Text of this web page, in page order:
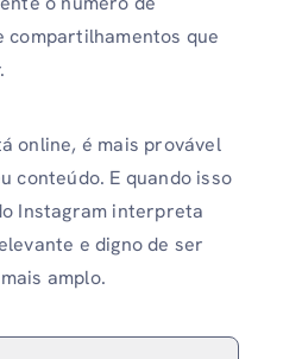
que
online, é mais provável
conteúdo. E quando isso
Instagram interpreta
e digno de ser
amplo.